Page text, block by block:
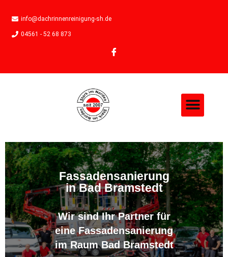
info@dachrinnenreinigung-sh.de
04561 - 52 68 873
Fassadensanierung
in Bad Bramstedt
Wir sind Ihr Partner für
eine Fassadensanierung
im Raum Bad Bramstedt